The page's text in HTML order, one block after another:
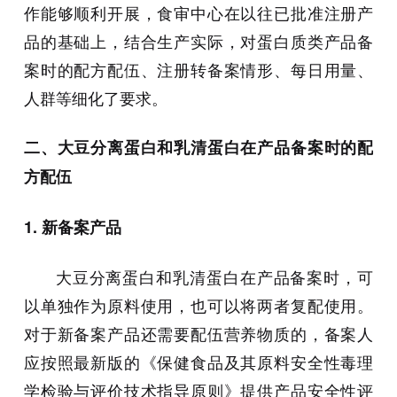
作能够顺利开展，食审中心在以往已批准注册产
品的基础上，结合生产实际，对蛋白质类产品备
案时的配方配伍、注册转备案情形、每日用量、
人群等细化了要求。
二、大豆分离蛋白和乳清蛋白在产品备案时的配
方配伍
1. 新备案产品
大豆分离蛋白和乳清蛋白在产品备案时，可
以单独作为原料使用，也可以将两者复配使用。
对于新备案产品还需要配伍营养物质的，备案人
应按照最新版的《保健食品及其原料安全性毒理
学检验与评价技术指导原则》提供产品安全性评